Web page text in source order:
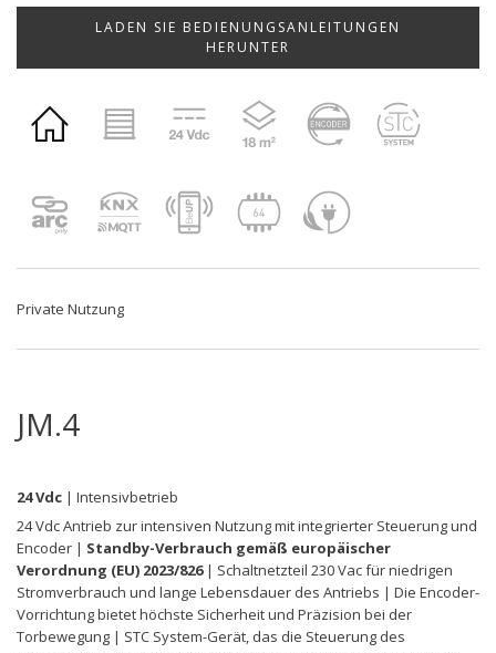
LADEN SIE BEDIENUNGSANLEITUNGEN
HERUNTER
Private Nutzung
JM.4
24 Vdc | Intensivbetrieb
24 Vdc Antrieb zur intensiven Nutzung mit integrierter Steuerung und
Encoder | Standby-Verbrauch gemäß europäischer
Verordnung (EU) 2023/826| Schaltnetzteil 230 Vac für niedrigen
Stromverbrauch und lange Lebensdauer des Antriebs | Die Encoder-
Vorrichtung bietet höchste Sicherheit und Präzision bei der
Torbewegung | STC System-Gerät, das die Steuerung des